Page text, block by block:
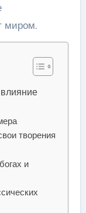
миром.
творения
и